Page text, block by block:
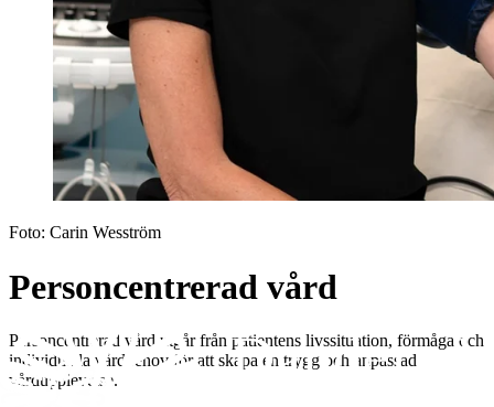
Foto: Carin Wesström
Personcentrerad vård
Personcentrerad vård utgår från patientens livssituation, förmåga och
individuella vårdbehov för att skapa en trygg och anpassad
vårdupplevelse.